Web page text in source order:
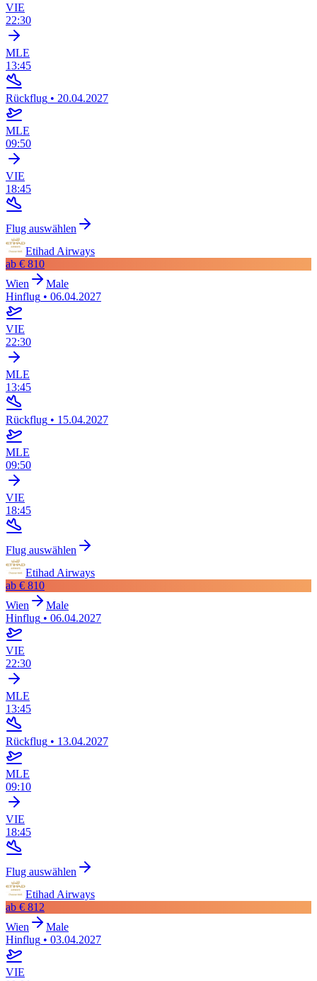
VIE
22:30
MLE
13:45
Rückflug • 20.04.2027
MLE
09:50
VIE
18:45
Flug auswählen
Etihad Airways
ab € 810
Wien
Male
Hinflug • 06.04.2027
VIE
22:30
MLE
13:45
Rückflug • 15.04.2027
MLE
09:50
VIE
18:45
Flug auswählen
Etihad Airways
ab € 810
Wien
Male
Hinflug • 06.04.2027
VIE
22:30
MLE
13:45
Rückflug • 13.04.2027
MLE
09:10
VIE
18:45
Flug auswählen
Etihad Airways
ab € 812
Wien
Male
Hinflug • 03.04.2027
VIE